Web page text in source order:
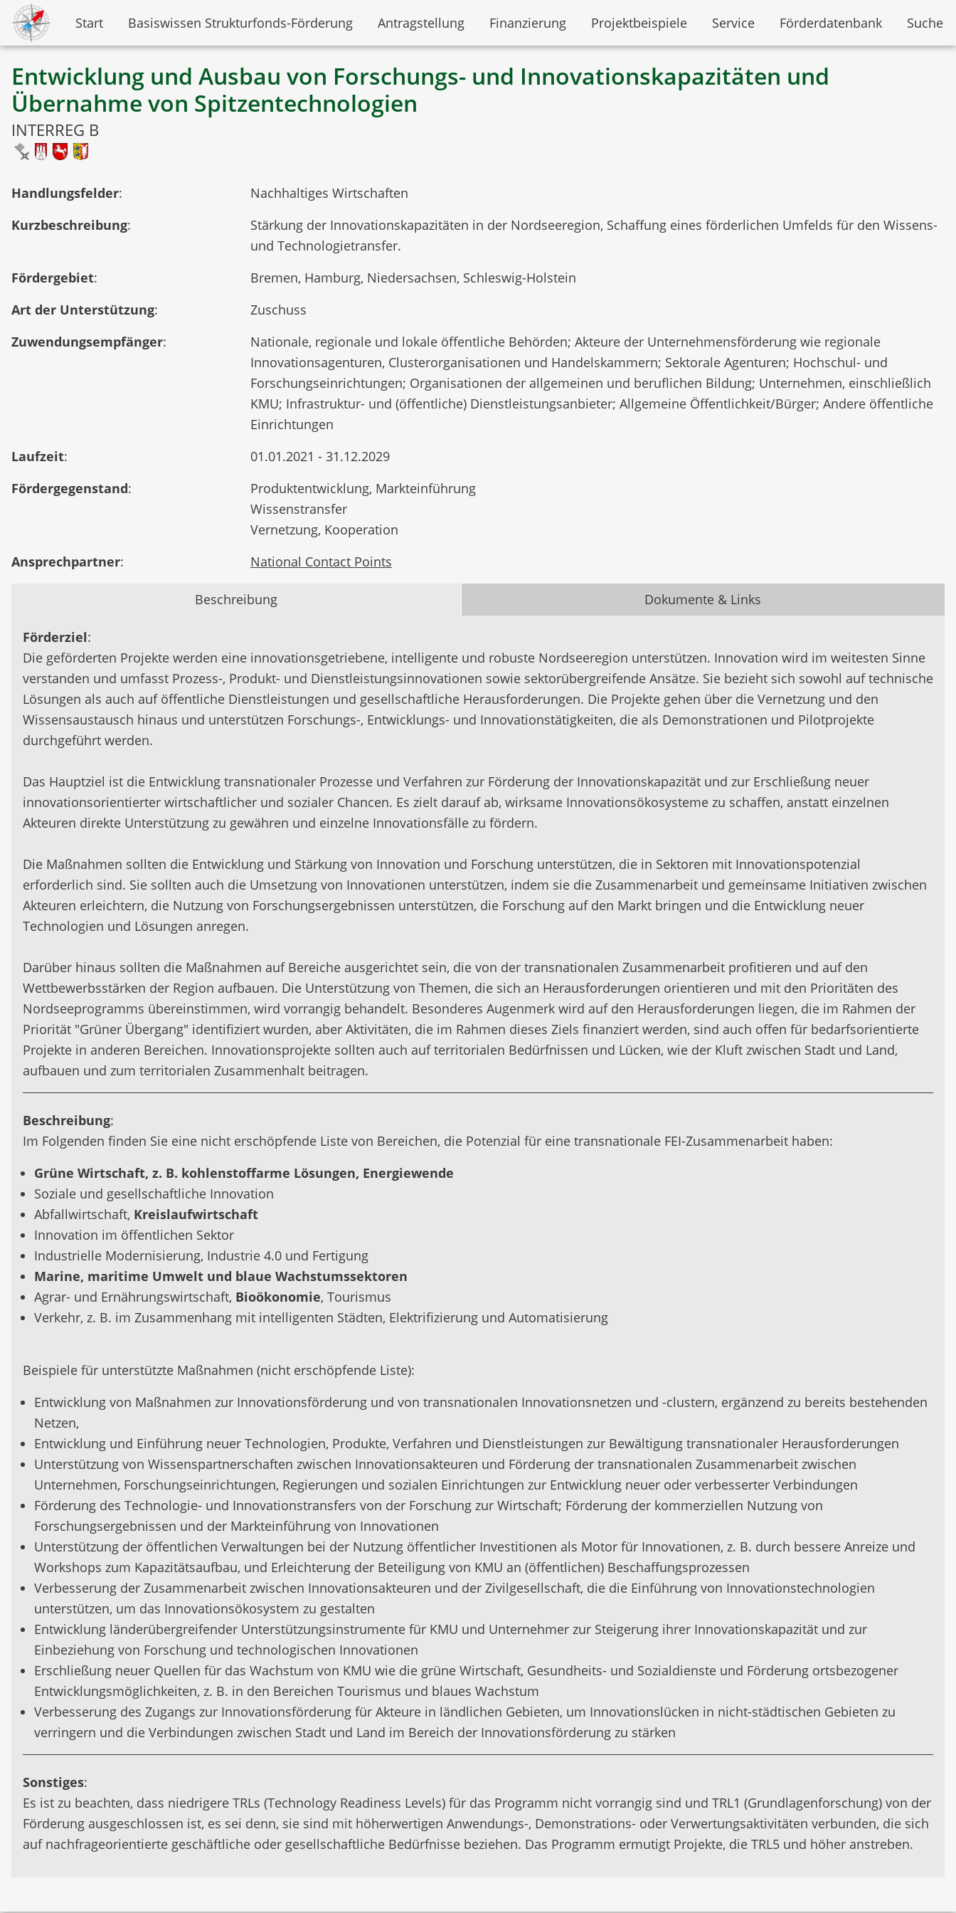
Start Basiswissen Strukturfonds-Förderung Antragstellung Finanzierung Projektbeispiele Service Förderdatenbank Suche
Entwicklung und Ausbau von Forschungs- und Innovationskapazitäten und
Übernahme von Spitzentechnologien
INTERREG B
Handlungsfelder:
Nachhaltiges Wirtschaften
Kurzbeschreibung:
Stärkung der Innovationskapazitäten in der Nordseeregion, Schaffung eines förderlichen Umfelds für den Wissens-
und Technologietransfer.
Fördergebiet:
Bremen, Hamburg, Niedersachsen, Schleswig-Holstein
Art der Unterstützung:
Zuschuss
Zuwendungsempfänger:
Nationale, regionale und lokale öffentliche Behörden; Akteure der Unternehmensförderung wie regionale
Innovationsagenturen, Clusterorganisationen und Handelskammern; Sektorale Agenturen; Hochschul- und
Forschungseinrichtungen; Organisationen der allgemeinen und beruflichen Bildung; Unternehmen, einschließlich
KMU; Infrastruktur- und (öffentliche) Dienstleistungsanbieter; Allgemeine Öffentlichkeit/Bürger; Andere öffentliche
Einrichtungen
Laufzeit:
01.01.2021 - 31.12.2029
Fördergegenstand:
Produktentwicklung, Markteinführung
Wissenstransfer
Vernetzung, Kooperation
Ansprechpartner: National Contact Points
Beschreibung Dokumente & Links
Förderziel:
Die geförderten Projekte werden eine innovationsgetriebene, intelligente und robuste Nordseeregion unterstützen. Innovation wird im weitesten Sinne
verstanden und umfasst Prozess-, Produkt- und Dienstleistungsinnovationen sowie sektorübergreifende Ansätze. Sie bezieht sich sowohl auf technische
Lösungen als auch auf öffentliche Dienstleistungen und gesellschaftliche Herausforderungen. Die Projekte gehen über die Vernetzung und den
Wissensaustausch hinaus und unterstützen Forschungs-, Entwicklungs- und Innovationstätigkeiten, die als Demonstrationen und Pilotprojekte
durchgeführt werden.
Das Hauptziel ist die Entwicklung transnationaler Prozesse und Verfahren zur Förderung der Innovationskapazität und zur Erschließung neuer
innovationsorientierter wirtschaftlicher und sozialer Chancen. Es zielt darauf ab, wirksame Innovationsökosysteme zu schaffen, anstatt einzelnen
Akteuren direkte Unterstützung zu gewähren und einzelne Innovationsfälle zu fördern.
Die Maßnahmen sollten die Entwicklung und Stärkung von Innovation und Forschung unterstützen, die in Sektoren mit Innovationspotenzial
erforderlich sind. Sie sollten auch die Umsetzung von Innovationen unterstützen, indem sie die Zusammenarbeit und gemeinsame Initiativen zwischen
Akteuren erleichtern, die Nutzung von Forschungsergebnissen unterstützen, die Forschung auf den Markt bringen und die Entwicklung neuer
Technologien und Lösungen anregen.
Darüber hinaus sollten die Maßnahmen auf Bereiche ausgerichtet sein, die von der transnationalen Zusammenarbeit profitieren und auf den
Wettbewerbsstärken der Region aufbauen. Die Unterstützung von Themen, die sich an Herausforderungen orientieren und mit den Prioritäten des
Nordseeprogramms übereinstimmen, wird vorrangig behandelt. Besonderes Augenmerk wird auf den Herausforderungen liegen, die im Rahmen der
Priorität "Grüner Übergang" identifiziert wurden, aber Aktivitäten, die im Rahmen dieses Ziels finanziert werden, sind auch offen für bedarfsorientierte
Projekte in anderen Bereichen. Innovationsprojekte sollten auch auf territorialen Bedürfnissen und Lücken, wie der Kluft zwischen Stadt und Land,
aufbauen und zum territorialen Zusammenhalt beitragen.
Beschreibung:
Im Folgenden finden Sie eine nicht erschöpfende Liste von Bereichen, die Potenzial für eine transnationale FEI-Zusammenarbeit haben:
Grüne Wirtschaft, z. B. kohlenstoffarme Lösungen, Energiewende
Soziale und gesellschaftliche Innovation
Abfallwirtschaft, Kreislaufwirtschaft
Innovation im öffentlichen Sektor
Industrielle Modernisierung, Industrie 4.0 und Fertigung
Marine, maritime Umwelt und blaue Wachstumssektoren
Agrar- und Ernährungswirtschaft, Bioökonomie, Tourismus
Verkehr, z. B. im Zusammenhang mit intelligenten Städten, Elektrifizierung und Automatisierung
Beispiele für unterstützte Maßnahmen (nicht erschöpfende Liste):
Entwicklung von Maßnahmen zur Innovationsförderung und von transnationalen Innovationsnetzen und -clustern, ergänzend zu bereits bestehenden
Netzen,
Entwicklung und Einführung neuer Technologien, Produkte, Verfahren und Dienstleistungen zur Bewältigung transnationaler Herausforderungen
Unterstützung von Wissenspartnerschaften zwischen Innovationsakteuren und Förderung der transnationalen Zusammenarbeit zwischen
Unternehmen, Forschungseinrichtungen, Regierungen und sozialen Einrichtungen zur Entwicklung neuer oder verbesserter Verbindungen
Förderung des Technologie- und Innovationstransfers von der Forschung zur Wirtschaft; Förderung der kommerziellen Nutzung von
Forschungsergebnissen und der Markteinführung von Innovationen
Unterstützung der öffentlichen Verwaltungen bei der Nutzung öffentlicher Investitionen als Motor für Innovationen, z. B. durch bessere Anreize und
Workshops zum Kapazitätsaufbau, und Erleichterung der Beteiligung von KMU an (öffentlichen) Beschaffungsprozessen
Verbesserung der Zusammenarbeit zwischen Innovationsakteuren und der Zivilgesellschaft, die die Einführung von Innovationstechnologien
unterstützen, um das Innovationsökosystem zu gestalten
Entwicklung länderübergreifender Unterstützungsinstrumente für KMU und Unternehmer zur Steigerung ihrer Innovationskapazität und zur
Einbeziehung von Forschung und technologischen Innovationen
Erschließung neuer Quellen für das Wachstum von KMU wie die grüne Wirtschaft, Gesundheits- und Sozialdienste und Förderung ortsbezogener
Entwicklungsmöglichkeiten, z. B. in den Bereichen Tourismus und blaues Wachstum
Verbesserung des Zugangs zur Innovationsförderung für Akteure in ländlichen Gebieten, um Innovationslücken in nicht-städtischen Gebieten zu
verringern und die Verbindungen zwischen Stadt und Land im Bereich der Innovationsförderung zu stärken
Sonstiges:
Es ist zu beachten, dass niedrigere TRLs (Technology Readiness Levels) für das Programm nicht vorrangig sind und TRL1 (Grundlagenforschung) von der
Förderung ausgeschlossen ist, es sei denn, sie sind mit höherwertigen Anwendungs-, Demonstrations- oder Verwertungsaktivitäten verbunden, die sich
auf nachfrageorientierte geschäftliche oder gesellschaftliche Bedürfnisse beziehen. Das Programm ermutigt Projekte, die TRL5 und höher anstreben.